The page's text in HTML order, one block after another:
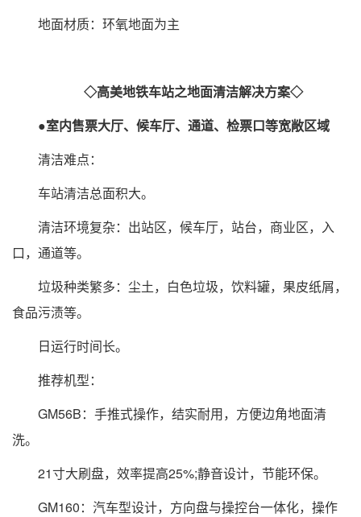
地面材质：环氧地面为主
◇高美地铁车站之地面清洁解决方案◇
●室内售票大厅、候车厅、通道、检票口等宽敞区域
清洁难点：
车站清洁总面积大。
清洁环境复杂：出站区，候车厅，站台，商业区，入
口，通道等。
垃圾种类繁多：尘土，白色垃圾，饮料罐，果皮纸屑，
食品污渍等。
日运行时间长。
推荐机型：
GM56B：手推式操作，结实耐用，方便边角地面清
洗。
21寸大刷盘，效率提高25%;静音设计，节能环保。
GM160：汽车型设计，方向盘与操控台一体化，操作